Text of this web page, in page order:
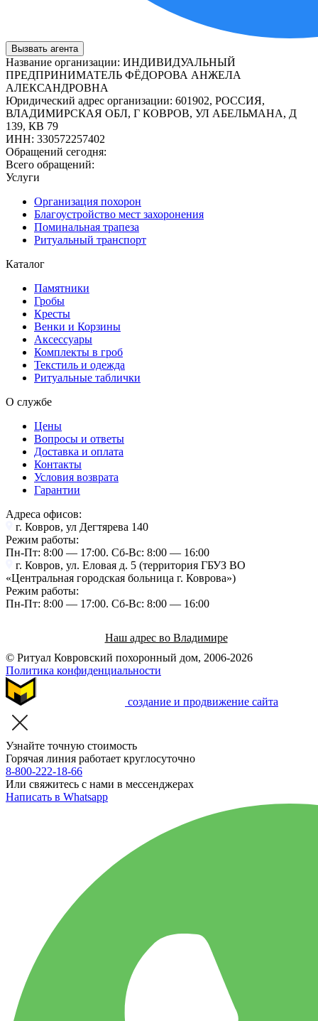
Вызвать агента
Название организации: ИНДИВИДУАЛЬНЫЙ
ПРЕДПРИНИМАТЕЛЬ ФЁДОРОВА АНЖЕЛА
АЛЕКСАНДРОВНА
Юридический адрес организации: 601902, РОССИЯ,
ВЛАДИМИРСКАЯ ОБЛ, Г КОВРОВ, УЛ АБЕЛЬМАНА, Д
139, КВ 79
ИНН: 330572257402
Обращений сегодня:
Всего обращений:
Услуги
Организация похорон
Благоустройство мест захоронения
Поминальная трапеза
Ритуальный транспорт
Каталог
Памятники
Гробы
Кресты
Венки и Корзины
Аксессуары
Комплекты в гроб
Текстиль и одежда
Ритуальные таблички
О службе
Цены
Вопросы и ответы
Доставка и оплата
Контакты
Условия возврата
Гарантии
Адреса офисов:
г. Ковров, ул Дегтярева 140
Режим работы:
Пн-Пт: 8:00 — 17:00. Cб-Вс: 8:00 — 16:00
г. Ковров, ул. Еловая д. 5 (территория ГБУЗ ВО
«Центральная городская больница г. Коврова»)
Режим работы:
Пн-Пт: 8:00 — 17:00. Cб-Вс: 8:00 — 16:00
Наш адрес во Владимире
© Ритуал Ковровский похоронный дом, 2006-2026
Политика конфиденциальности
создание и продвижение сайта
Узнайте точную стоимость
Горячая линия работает круглосуточно
8-800-222-18-66
Или свяжитесь с нами в мессенджерах
Написать в Whatsapp